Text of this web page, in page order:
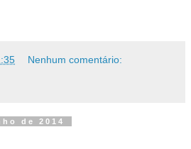
Nenhum comentário:
de 2014